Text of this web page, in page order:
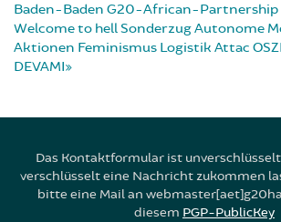
Baden-Baden G20-African-Partnership
Welcome to hellSonderzugAutonome
Aktionen Feminismus Logistik Attac
DEVAMI
Das Kontaktformular ist
verschlüsselt eine Nachricht zukommen
bitte eine Mail an
diesem PGP-PublicKey